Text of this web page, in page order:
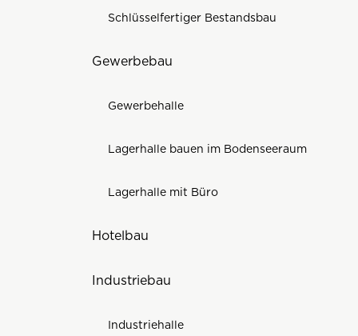
Schlüsselfertiger Bestandsbau
Gewerbebau
Gewerbehalle
Lagerhalle bauen im Bodenseeraum
Lagerhalle mit Büro
Hotelbau
Industriebau
Industriehalle